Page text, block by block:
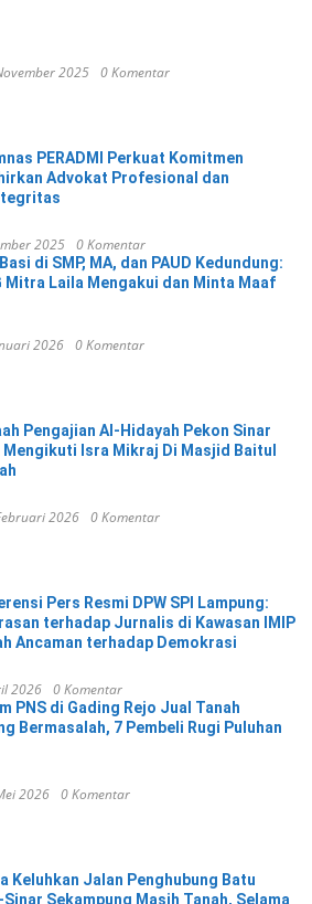
2025 0 Komentar
PERADMI Perkuat Komitmen
Advokat Profesional dan
2025 0 Komentar
di SMP, MA, dan PAUD Kedundung:
Mitra Laila Mengakui dan Minta Maaf
2026 0 Komentar
Pengajian Al-Hidayah Pekon Sinar
Mengikuti Isra Mikraj Di Masjid Baitul
2026 0 Komentar
Pers Resmi DPW SPI Lampung:
terhadap Jurnalis di Kawasan IMIP
Ancaman terhadap Demokrasi
2026 0 Komentar
PNS di Gading Rejo Jual Tanah
Bermasalah, 7 Pembeli Rugi Puluhan
2026 0 Komentar
Keluhkan Jalan Penghubung Batu
Sekampung Masih Tanah, Selama